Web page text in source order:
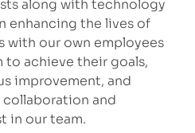
along with technology
enhancing the lives of
with our own employees
achieve their goals,
improvement, and
and
in our team.